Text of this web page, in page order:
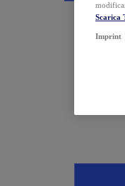
Scarica
Imprint